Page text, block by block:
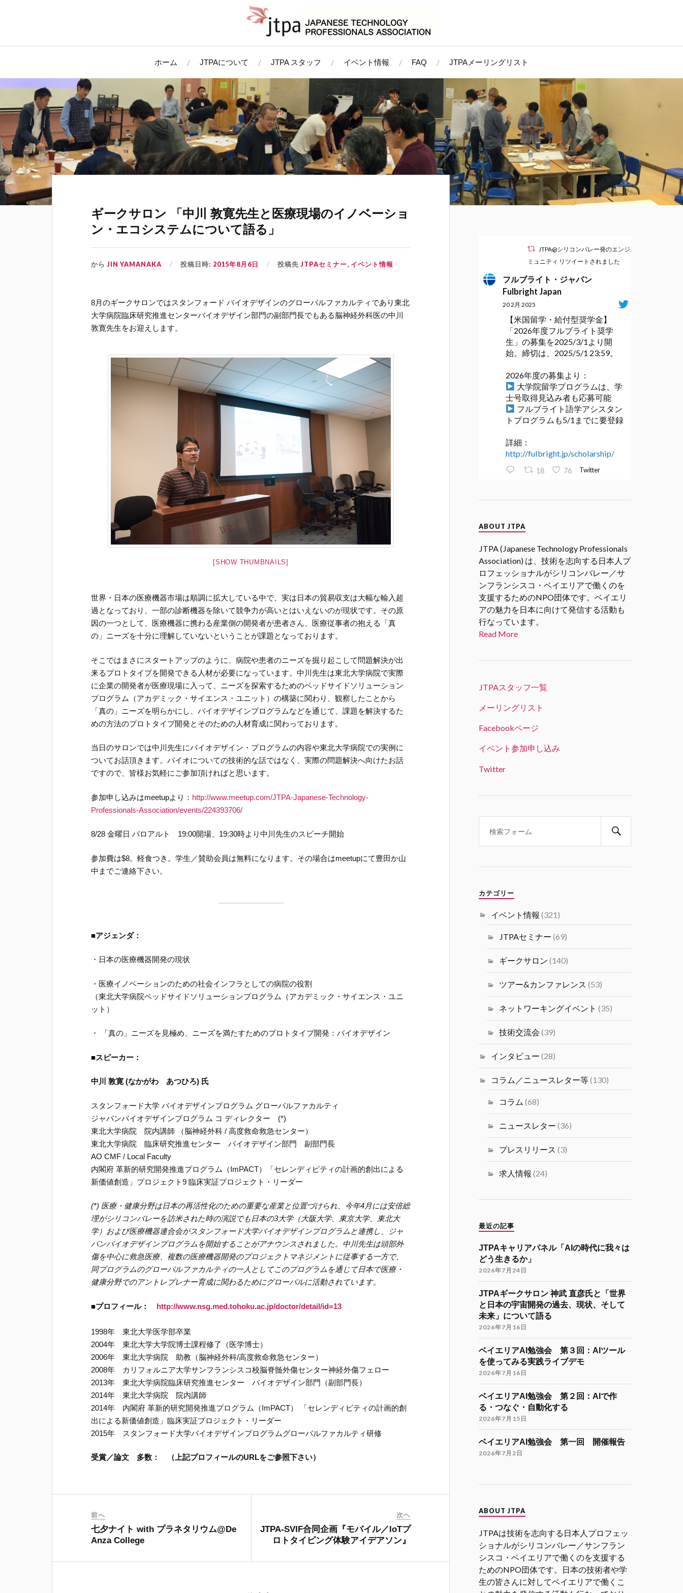
ホーム JTPAについて JTPA スタッフ イベント情報 FAQ JTPAメーリングリスト
ギークサロン 「中川 敦寛先生と医療現場のイノベーショ
ン・エ­コシステムについて語る」
からJIN YAMANAKA 投稿日時: 2015年8月6日 投稿先JTPAセミナー, イベント情報
8月のギークサロンではスタンフォード バイオデザインのグローバルファカルティであり東北
大学病院臨床研究推進センターバイオデザイン部門の副部門長でもある脳神経外科医の中川
敦寛先生をお迎えします。
[SHOW THUMBNAILS]
世界・日本の医療機器市場は順調に拡大している中で、実は日本の貿易収支は大幅な輸入超
過となっており、一部の診断機器を除いて競争力が高いとはいえないのが現状です。その原
因の一つとして、医療機器に携わる産業側の開発者が患者さん、医療従事者の抱える「真
の」ニーズを十分に理解していないということが課題となっております。
そこではまさにスタートアップのように、病院や患者のニーズを掘り起こして問題解決が出
来るプロトタイプを開発できる人材が必要になっています。中川先生は東北大学病院で実際
に企業の開発者が医療現場に入って、ニーズを探索するためのベッドサイドソリューション
プログラム（アカデミック・サイエンス・ユニット）の構築に関わり、観察したことから
「真の」ニーズを明らかにし、バイオデザインプログラムなどを通じて、課題を解決するた
めの方法のプロトタイプ開発とそのための人材育成に関わっております。
当日のサロンでは中川先生にバイオデザイン・プログラムの内容や東北大学病院での実例に
ついてお話頂きます。バイオについての技術的な話ではなく、実際の問題解決へ向けたお話
ですので、皆様お気軽にご参加頂ければと思います。
参加申し込みはmeetupより： http://www.meetup.com/JTPA-Japanese-Technology-
Professionals-Association/events/224393706/
8/28 金曜日 パロアルト 19:00開場、19:30時より中川先生のスピーチ開始
参加費は$8。軽食つき。学生／賛助会員は無料になります。その場合はmeetupにて豊田か山
中までご連絡下さい。
■アジェンダ：
・日本の医療機器開発の現状
・医療イノベーションのための社会インフラとしての病院の役割
（東北大学病院ベッドサイドソリューションプログラム（アカデミック・サイエンス・ユニ
ット）
・ 「真の」ニーズを見極め、ニーズを満たすためのプロトタイプ開発：バイオデザイン
■スピーカー：
中川 敦寛 (なかがわ あつひろ) 氏
スタンフォード大学 バイオデザインプログラム グローバルファカルティ
ジャパンバイオデザインプログラム コ ディレクター (*)
東北大学病院 院内講師 （脳神経外科 / 高度救命救急センター）
東北大学病院 臨床研究推進センター バイオデザイン部門 副部門長
AO CMF / Local Faculty
内閣府 革新的研究開発推進プログラム（ImPACT）「セレンディピティの計画的創出による
新価値創造」プロジェクト9 臨床実証プロジェクト・リーダー
(*) 医療・健康分野は日本の再活性化のための重要な産業と位置づけられ、今年4月には安倍総
理がシリコンバレーを訪米された時の演説でも日本の3大学（大阪大学、東京大学、東北大
学）および医療機器連合会がスタンフォード大学バイオデザインプログラムと連携し、ジャ
パンバイオデザインプログラムを開始することがアナウンスされました。中川先生は頭部外
傷を中心に救急医療、複数の医療機器開発のプロジェクトマネジメントに従事する一方で、
同プログラムのグローバルファカルティの一人としてこのプログラムを通じて日本で医療・
健康分野でのアントレプレナー育成に関わるためにグローバルに活動されています。
■プロフィール： http://www.nsg.med.tohoku.ac.jp/doctor/detail/id=13
1998年 東北大学医学部卒業
2004年 東北大学大学院博士課程修了（医学博士）
2006年 東北大学病院 助教（脳神経外科/高度救命救急センター）
2008年 カリフォルニア大学サンフランシスコ校脳脊髄外傷センター神経外傷フェロー
2013年 東北大学病院臨床研究推進センター バイオデザイン部門（副部門長）
2014年 東北大学病院 院内講師
2014年 内閣府 革新的研究開発推進プログラム（ImPACT） 「セレンディピティの計画的創
出による新価値創造」臨床実証プロジェクト・リーダー
2015年 スタンフォード大学バイオデザインプログラムグローバルファカルティ研修
受賞／論文 多数： （上記プロフィールのURLをご参照下さい）
前へ
七夕ナイト with プラネタリウム@De
Anza College
次へ
JTPA-SVIF合同企画『モバイル／­IoTプ
ロトタイピング体験アイデアソン­』
JTPA@シリコンバレー発のエンジニアコ
ミュニティ リツイートされました
フルブライト・ジャパン
Fulbright Japan
20 2月 2025
【米国留学・給付型奨学金】
「2026年度フルブライト奨学
生」の募集を2025/3/1より開
始。締切は、2025/5/1 23:59。
2026年度の募集より：
大学院留学プログラムは、学
士号取得見込み者も応募可能
フルブライト語学アシスタン
トプログラムも5/1までに要登録
詳細：
http://fulbright.jp/scholarship/
18 76 Twitter
JTPA@シリコンバレー発のエンジ
30 1月 2025
「スタートアップエコシステムを
考える」 若手起業家、VC、アク
セラレータの各分野からの関係者
をお招きし、「スタートアップエ
コシステム」についてリアルな現
状や未来の展望についてお話を伺
います。
#シリコンバレーｘ日本なセミナ
1
JTPA@シリコンバレー発のエンジニアコ
22 1月 2025
「生成AI時代のデータサイエンス
1 1 Twitter
JTPA@シリコンバレー発のエンジ
1/31 6PM(PST) 変革の波を乗り
コンバレー
塩井宏亮氏をお迎えし、ベイエリ
ア最前線で活躍するデータサイエ
ンティストの視点の目線から語っ
#シリコンバレーｘ日本なセミナ
4 Twitter
JTPA@シリコンバレー発のエンジ
ニアコミュニティ
2024年度（冬）日本人研究者交
流会 2/1(土)(PST) JSPS San
Francisco主催の交流会が開催さ
れます。
ミュニティ リツイートされました
海外大学院学生会
12月7日（土）22:30-24:30（日本時
間）
参加登録
https://forms.gle/kzrJ5k62eHNSAJM29
（登録された方にZoomリンクをお送り
します）
イベント詳細
https://gakuiryugaku.net/seminar/5450
9 21 Twitter
JTPA@シリコンバレー発のエンジニアコ
ミュニティ リツイートされました
海外大学院留学説明会のご案内
「大学院留学後の進路（Zoom開催）」
12月9日（月）21:00-22:30（日本時
https://forms.gle/kzrJ5k62eHNSAJM29
（登録された方にZoomリンクをお送り
します）
イベント詳細
https://gakuiryugaku.net/seminar/5444
ABOUT JTPA
JTPA (Japanese Technology Professionals
Association) は、技術を志向する日本人プ
ロフェッショナルがシリコンバレー／サ
ンフランシスコ・ベイエリアで働くのを
支援するためのNPO団体です。ベイエリ
アの魅力を日本に向けて発信する活動も
行なっています。
Read More
JTPAスタッフ一覧
メーリングリスト
Facebookページ
イベント参加申し込み
Twitter
カテゴリー
イベント情報 (321)
JTPAセミナー (69)
ギークサロン (140)
ツアー&カンファレンス (53)
ネットワーキングイベント (35)
技術交流会 (39)
インタビュー (28)
コラム／ニュースレター等(130)
コラム (68)
ニュースレター (36)
プレスリリース (3)
求人情報 (24)
最近の記事
JTPAキャリアパネル「AIの時代に我々は
どう生きるか」
2026年7月24日
JTPAギークサロン 神武 直彦氏と「世界
と日本の宇宙開発の過去、現状、そして
未来」について語る
2026年7月16日
ベイエリアAI勉強会 第３回：AIツール
を使ってみる実践ライブデモ
2026年7月16日
ベイエリアAI勉強会 第２回：AIで作
る・つなぐ・自動化する
2026年7月15日
ベイエリアAI勉強会 第一回 開催報告
2026年7月2日
ABOUT JTPA
JTPAは技術を志向する日本人プロフェッ
ショナルがシリコンバレー／サンフラン
シスコ・ベイエリアで働くのを支援する
ためのNPO団体です。日本の技術者や学
生の皆さんに対してベイエリアで働くこ